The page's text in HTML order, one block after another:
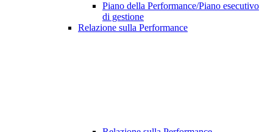
Piano della Performance/Piano esecutivo
di gestione
Relazione sulla Performance